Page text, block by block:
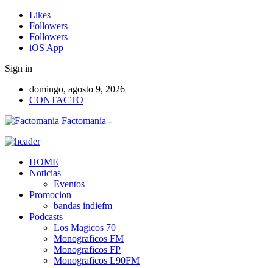
Likes
Followers
Followers
iOS App
Sign in
domingo, agosto 9, 2026
CONTACTO
Factomania -
HOME
Noticias
Eventos
Promocion
bandas indiefm
Podcasts
Los Magicos 70
Monograficos FM
Monograficos FP
Monograficos L90FM